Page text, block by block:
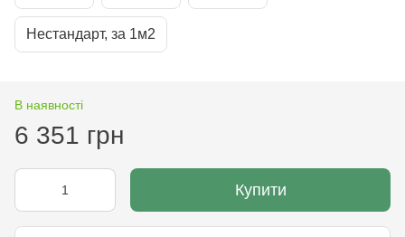
Нестандарт, за 1м2
В наявності
6 351 грн
Купити